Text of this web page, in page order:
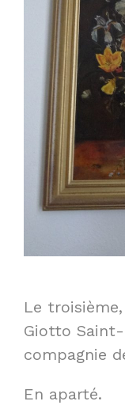
Le
Giotto Saint-
compagnie
En aparté.